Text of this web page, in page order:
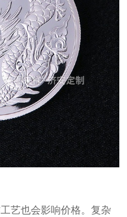
艺也会影响价格。复杂